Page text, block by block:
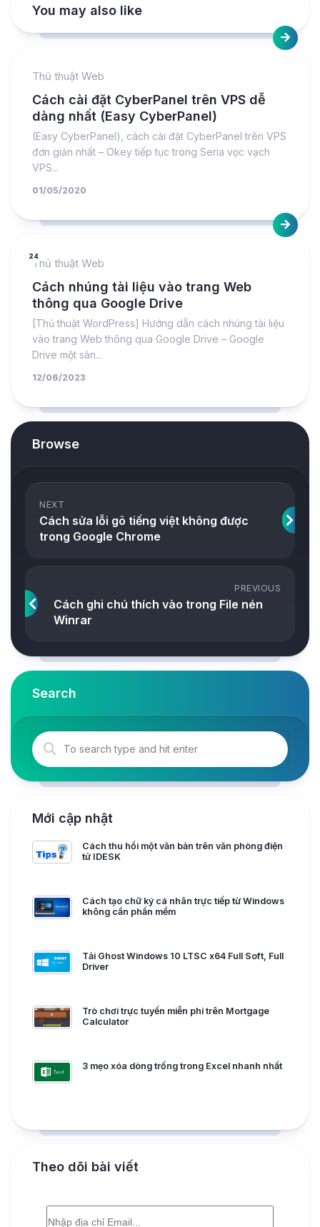
You may also like
Thủ thuật Web
Cách cài đặt CyberPanel trên VPS dễ
dàng nhất (Easy CyberPanel)
(Easy CyberPanel), cách cài đặt CyberPanel trên VPS
đơn giản nhất – Okey tiếp tục trong Seria vọc vạch
VPS...
01/05/2020
24
Thủ thuật Web
Cách nhúng tài liệu vào trang Web
thông qua Google Drive
[Thủ thuật WordPress] Hướng dẫn cách nhúng tài liệu
vào trang Web thông qua Google Drive – Google
Drive một sản...
12/06/2023
Browse
NEXT
Cách sửa lỗi gõ tiếng việt không được
trong Google Chrome
PREVIOUS
Cách ghi chú thích vào trong File nén
Winrar
Search
Mới cập nhật
Cách thu hồi một văn bản trên văn phòng điện
tử IDESK
Cách tạo chữ ký cá nhân trực tiếp từ Windows
không cần phần mềm
Tải Ghost Windows 10 LTSC x64 Full Soft, Full
Driver
Trò chơi trực tuyến miễn phí trên Mortgage
Calculator
3 mẹo xóa dòng trống trong Excel nhanh nhất
Theo dõi bài viết